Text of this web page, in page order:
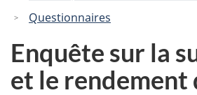
Questionnaires
Enquête sur la
et le rendement